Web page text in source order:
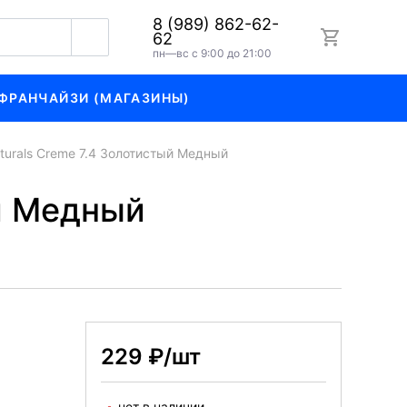
8 (989) 862-62-
62
пн—вс с 9:00 до 21:00
(МАГАЗИНЫ)
Creme 7.4 Золотистый Медный
Медный
229 ₽/шт